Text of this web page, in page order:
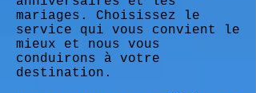
mariages. Choisissez le
service qui vous convient le
mieux et nous vous
conduirons à votre
destination.